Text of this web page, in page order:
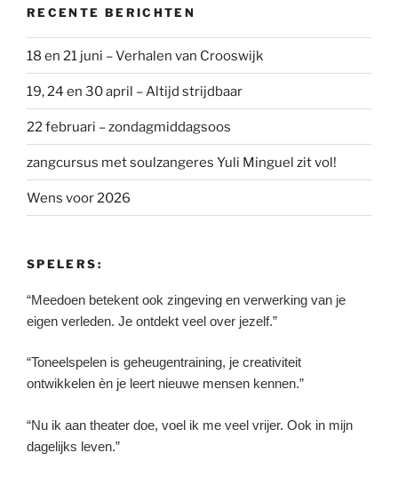
RECENTE BERICHTEN
18 en 21 juni – Verhalen van Crooswijk
19, 24 en 30 april – Altijd strijdbaar
22 februari – zondagmiddagsoos
zangcursus met soulzangeres Yuli Minguel zit vol!
Wens voor 2026
SPELERS:
“Meedoen betekent ook zingeving en verwerking van je
eigen verleden. Je ontdekt veel over jezelf.”
“Toneelspelen is geheugentraining, je creativiteit
ontwikkelen èn je leert nieuwe mensen kennen.”
“Nu ik aan theater doe, voel ik me veel vrijer. Ook in mijn
dagelijks leven.”